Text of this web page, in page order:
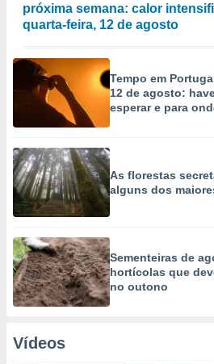
próxima semana: calor
quarta-feira, 12 de agosto
Tempo em
12 de agosto:
esperar e para
As florestas
alguns dos
Sementeiras de
hortícolas que
no outono
Vídeos